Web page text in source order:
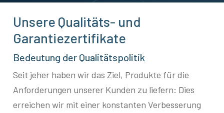
Unsere Qualitäts- und
Garantiezertifikate
Bedeutung der Qualitätspolitik
Seit jeher haben wir das Ziel, Produkte für die
Anforderungen unserer Kunden zu liefern: Dies
erreichen wir mit einer konstanten Verbesserung